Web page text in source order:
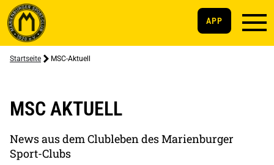
APP
Startseite MSC-Aktuell
MSC AKTUELL
News aus dem Clubleben des Marienburger
Sport-Clubs